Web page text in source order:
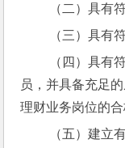
（二）具有
（三）具有
员，并具备充足
理财业务岗位的合
（五）建立